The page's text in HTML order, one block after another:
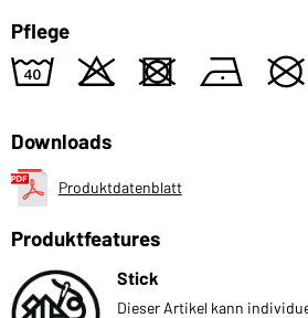
Pflege
8 o d n U
Downloads
Produktdatenblatt
Produktfeatures
Stick
Dieser Artikel kann